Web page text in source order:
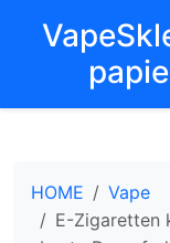
HOME
Vape
E-Zigaretten